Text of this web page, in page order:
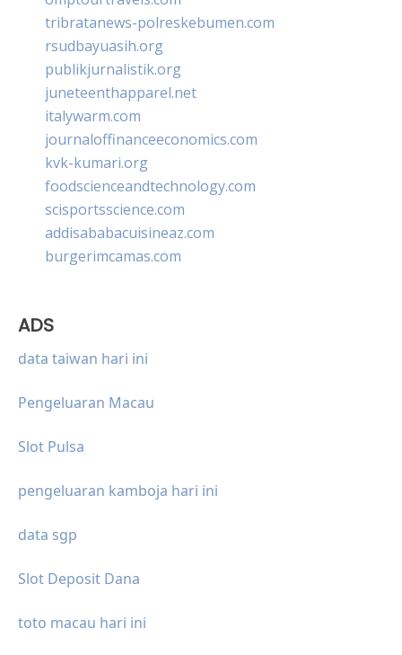
tribratanews-polreskebumen.com
rsudbayuasih.org
publikjurnalistik.org
juneteenthapparel.net
italywarm.com
journaloffinanceeconomics.com
kvk-kumari.org
foodscienceandtechnology.com
scisportsscience.com
addisababacuisineaz.com
burgerimcamas.com
ADS
data taiwan hari ini
Pengeluaran Macau
Slot Pulsa
pengeluaran kamboja hari ini
data sgp
Slot Deposit Dana
toto macau hari ini